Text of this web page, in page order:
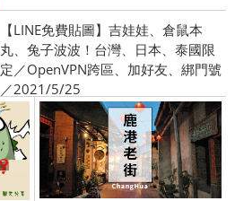
【LINE免費貼圖】吉娃娃、倉鼠本
丸、兔子波波！台灣、日本、泰國限
定／OpenVPN跨區、加好友、綁門號
／2021/5/25